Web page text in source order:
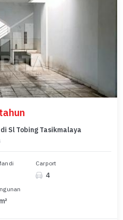
Sl Tobing Tasikmalaya
Carport
4